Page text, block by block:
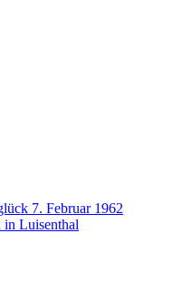
7. Februar 1962
in Luisenthal